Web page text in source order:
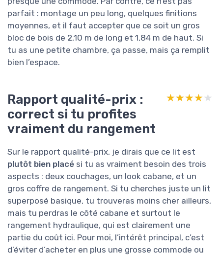
parfait : montage un peu long, quelques finitions
moyennes, et il faut accepter que ce soit un gros
bloc de bois de 2,10 m de long et 1,84 m de haut. Si
tu as une petite chambre, ça passe, mais ça remplit
bien l’espace.
Rapport qualité-prix :
correct si tu profites
vraiment du rangement
★★★★★
★★★★★
Sur le rapport qualité-prix, je dirais que ce lit est
plutôt bien placé si tu as vraiment besoin des trois
aspects : deux couchages, un look cabane, et un
gros coffre de rangement. Si tu cherches juste un lit
superposé basique, tu trouveras moins cher ailleurs,
mais tu perdras le côté cabane et surtout le
rangement hydraulique, qui est clairement une
partie du coût ici. Pour moi, l’intérêt principal, c’est
d’éviter d’acheter en plus une grosse commode ou